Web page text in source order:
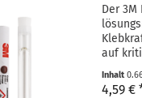
Der
auf
Inhalt
4,59 €